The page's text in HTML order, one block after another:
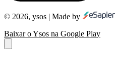
© 2026, ysos | Made by
Baixar o Ysos na Google Play